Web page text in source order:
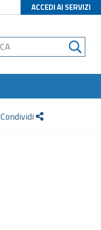
ACCEDI AI SERVIZI
Condividi